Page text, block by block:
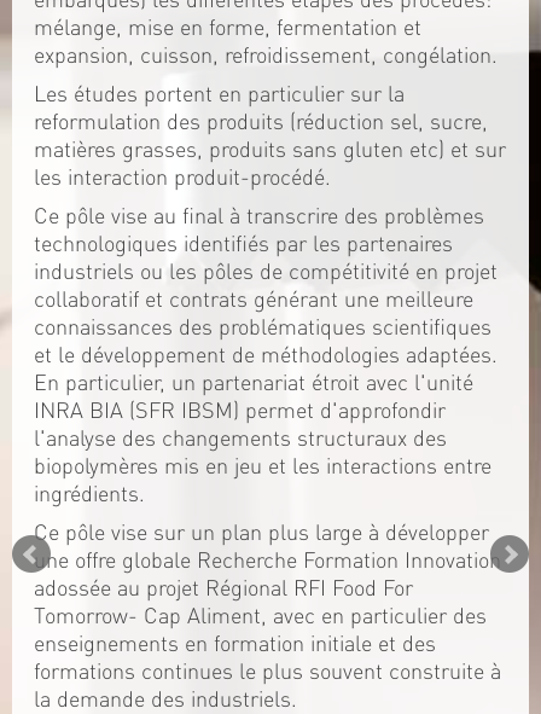
mélange, mise en forme, fermentation et
expansion, cuisson, refroidissement, congélation.
Les études portent en particulier sur la
reformulation des produits (réduction sel, sucre,
matières grasses, produits sans gluten etc) et sur
les interaction produit-procédé.
Ce pôle vise au final à transcrire des problèmes
technologiques identifiés par les partenaires
industriels ou les pôles de compétitivité en projet
collaboratif et contrats générant une meilleure
connaissances des problématiques scientifiques
et le développement de méthodologies adaptées.
En particulier, un partenariat étroit avec l'unité
INRA BIA (SFR IBSM) permet d'approfondir
l'analyse des changements structuraux des
biopolymères mis en jeu et les interactions entre
ingrédients.
Ce pôle vise sur un plan plus large à développer
une offre globale Recherche Formation Innovation
adossée au projet Régional RFI Food For
Tomorrow- Cap Aliment, avec en particulier des
enseignements en formation initiale et des
formations continues le plus souvent construite à
la demande des industriels.